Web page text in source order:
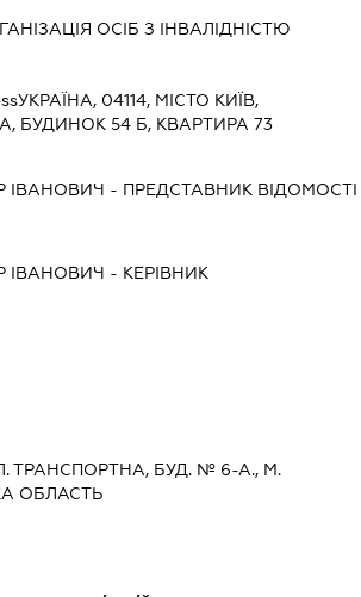
ОСІБ З ІНВАЛІДНІСТЮ
УКРАЇНА, 04114, МІСТО КИЇВ,
БУДИНОК 54 Б, КВАРТИРА 73
ІВАНОВИЧ - ПРЕДСТАВНИК ВІДОМОСТІ
ІВАНОВИЧ - КЕРІВНИК
ТРАНСПОРТНА, БУД. № 6-А., М.
ОБЛАСТЬ